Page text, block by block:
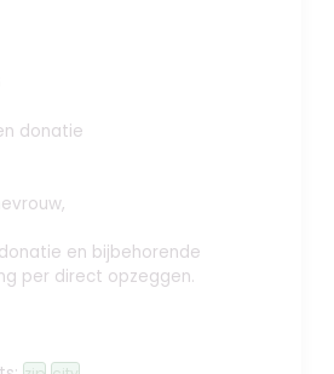
donatie
en bijbehorende
per direct opzeggen.